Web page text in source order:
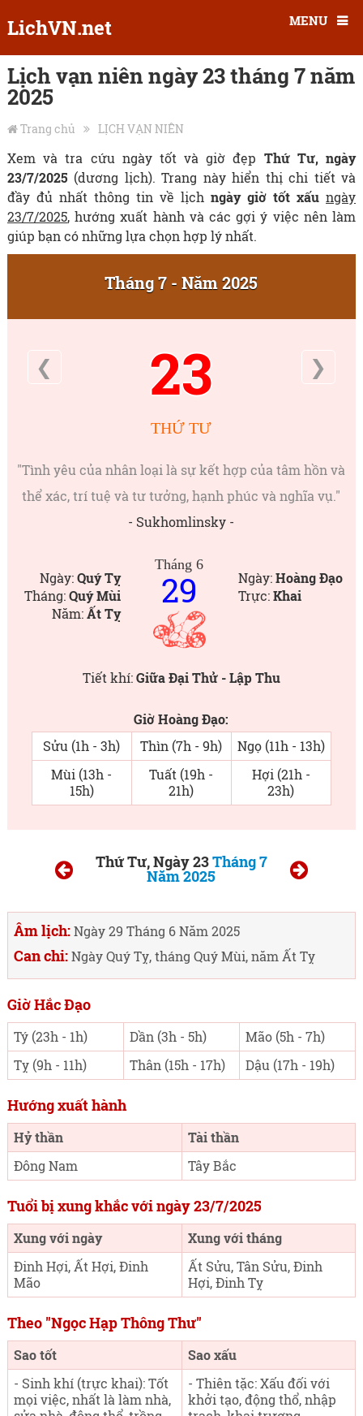
LichVN.net MENU
Lịch vạn niên ngày 23 tháng 7 năm
2025
Trang chủ LỊCH VẠN NIÊN
Xem và tra cứu ngày tốt và giờ đẹp Thứ Tư, ngày
23/7/2025 (dương lịch). Trang này hiển thị chi tiết và
đầy đủ nhất thông tin về lịchngày giờ tốt xấu ngày
23/7/2025, hướng xuất hành và các gợi ý việc nên làm
giúp bạn có những lựa chọn hợp lý nhất.
Tháng 7 - Năm 2025
❮ 23 ❯
THỨ TƯ
"Tình yêu của nhân loại là sự kết hợp của tâm hồn và
thể xác, trí tuệ và tư tưởng, hạnh phúc và nghĩa vụ."
- Sukhomlinsky -
Ngày:Quý Tỵ
Tháng:Quý Mùi
Năm:Ất Tỵ
Tháng 6
29 Ngày:Hoàng Đạo
Trực:Khai
Tiết khí:Giữa Đại Thử - Lập Thu
Giờ Hoàng Đạo:
Sửu (1h - 3h)
Thìn (7h - 9h)
Ngọ (11h - 13h)
Mùi (13h -
15h)
Tuất (19h -
21h)
Hợi (21h -
23h)
Thứ Tư, Ngày 23Tháng 7
Năm 2025
Âm lịch:Ngày 29 Tháng 6 Năm 2025
Can chi:Ngày Quý Tỵ, tháng Quý Mùi, năm Ất Tỵ
Giờ Hắc Đạo
Tý (23h - 1h) Dần (3h - 5h)
Mão (5h - 7h)
Tỵ (9h - 11h)
Thân (15h - 17h) Dậu (17h - 19h)
Hướng xuất hành
Hỷ thần
Tài thần
Đông Nam
Tây Bắc
Tuổi bị xung khắc với ngày 23/7/2025
Xung với ngày
Xung với tháng
Đinh Hợi, Ất Hợi, Đinh
Mão
Ất Sửu, Tân Sửu, Đinh
Hợi, Đinh Tỵ
Theo "Ngọc Hạp Thông Thư"
Sao tốt
Sao xấu
- Sinh khí (trực khai): Tốt
mọi việc, nhất là làm nhà,
- Thiên tặc: Xấu đối với
khởi tạo, động thổ, nhập